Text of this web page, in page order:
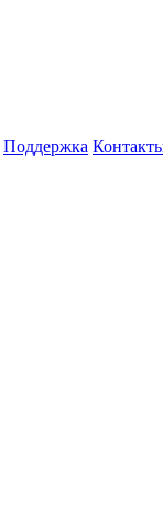
Поддержка